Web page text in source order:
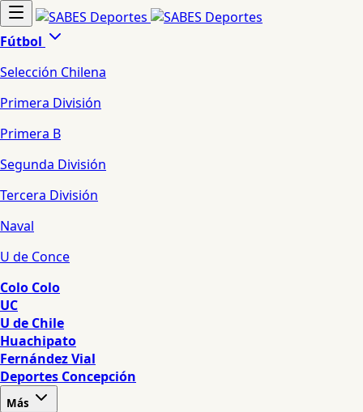
Fútbol
Selección Chilena
Primera División
Primera B
Segunda División
Tercera División
Naval
U de Conce
Colo Colo
UC
U de Chile
Huachipato
Fernández Vial
Deportes Concepción
Más